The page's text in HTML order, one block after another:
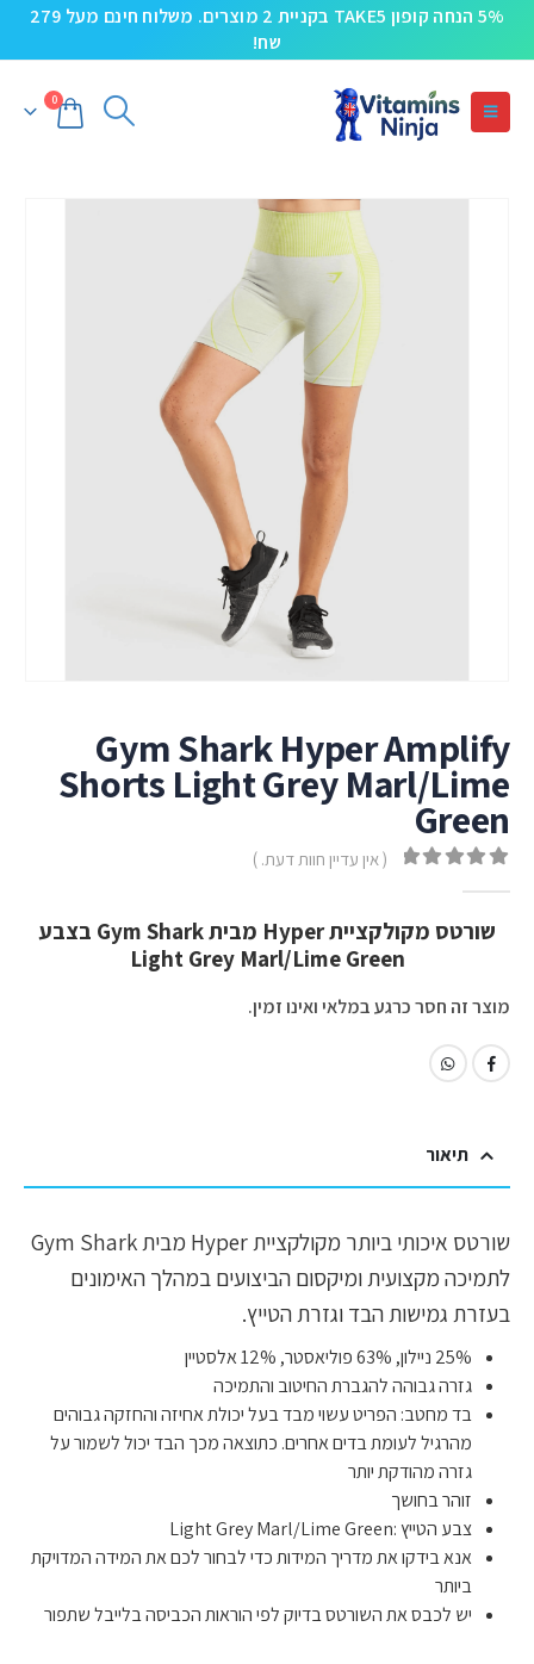
5% הנחה קופון TAKE5 בקניית 2 מוצרים. משלוח חינם מעל 279
שח!
0
Gym Shark Hyper Amplify
Shorts Light Grey Marl/Lime
Green
( אין עדיין חוות דעת. )
שורטס מקולקציית Hyper מבית Gym Shark בצבע
Light Grey Marl/Lime Green
מוצר זה חסר כרגע במלאי ואינו זמין.
תיאור
שורטס איכותי ביותר מקולקציית Hyper מבית Gym Shark
לתמיכה מקצועית ומיקסום הביצועים במהלך האימונים
בעזרת גמישות הבד וגזרת הטייץ.
25% ניילון, 63% פוליאסטר, 12% אלסטיין
גזרה גבוהה להגברת החיטוב והתמיכה
בד מחטב: הפריט עשוי מבד בעל יכולת אחיזה והחזקה גבוהים
מהרגיל לעומת בדים אחרים. כתוצאה מכך הבד יכול לשמור על
גזרה מהודקת יותר
זוהר בחושך
צבע הטייץ :Light Grey Marl/Lime Green
אנא בידקו את מדריך המידות כדי לבחור לכם את המידה המדויקת
ביותר
יש לכבס את השורטס בדיוק לפי הוראות הכביסה בלייבל שתפור